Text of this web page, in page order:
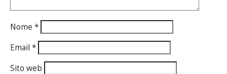
Nome *
Email *
Sito web